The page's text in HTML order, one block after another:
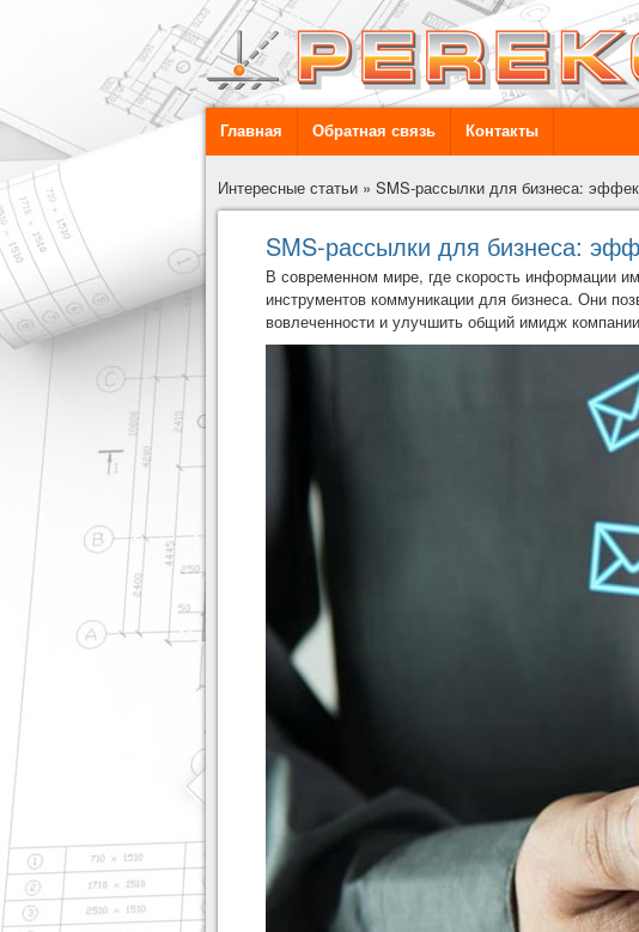
Главная Обратная связь Контакты
Интересные статьи » SMS-рассылки для бизнеса:
SMS-рассылки для бизнеса:
В современном мире, где скорость информации
инструментов коммуникации для бизнеса. Они
вовлеченности и улучшить общий имидж